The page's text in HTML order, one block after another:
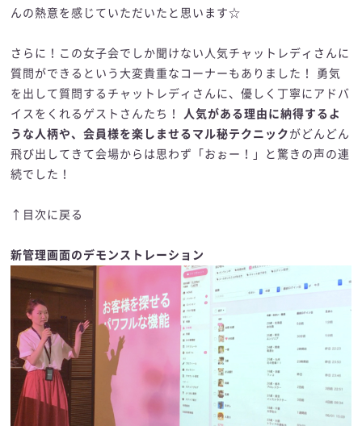
んの熱意を感じていただいたと思います☆
さらに！この女子会でしか聞けない人気チャットレディさんに
質問ができるという大変貴重なコーナーもありました！ 勇気
を出して質問するチャットレディさんに、優しく丁寧にアドバ
イスをくれるゲストさんたち！
人気がある理由に納得するよ
うな人柄や、会員様を楽しませるマル秘テクニック がどんどん
飛び出してきて会場からは思わず「おぉー！」と驚きの声の連
続でした！
↑目次に戻る
新管理画面のデモンストレーション